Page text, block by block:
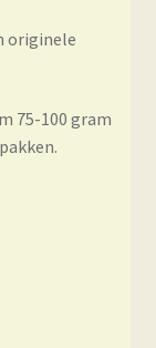
originele
75-100 gram